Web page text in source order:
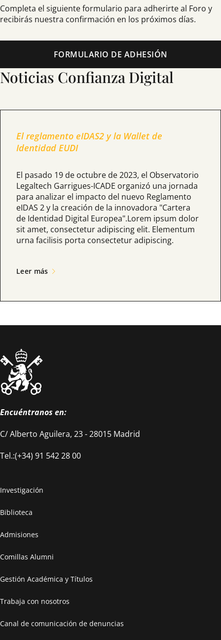
Completa el siguiente formulario para adherirte al Foro y
recibirás nuestra confirmación en los próximos días.
FORMULARIO DE ADHESIÓN
Noticias Confianza Digital
El reglamento eIDAS2 y la Wallet de
Identidad EUDI
El pasado 19 de octubre de 2023, el Observatorio
Legaltech Garrigues-ICADE organizó una jornada
para analizar el impacto del nuevo Reglamento
eIDAS 2 y la creación de la innovadora "Cartera
de Identidad Digital Europea".Lorem ipsum dolor
sit amet, consectetur adipiscing elit. Elementum
urna facilisis porta consectetur adipiscing.
Leer más
Encuéntranos en:
C/ Alberto Aguilera, 23 - 28015 Madrid
Tel.:(+34) 91 542 28 00
Investigación
Biblioteca
Admisiones
Comillas Alumni
Gestión Académica y Títulos
Trabaja con nosotros
Canal de comunicación de denuncias